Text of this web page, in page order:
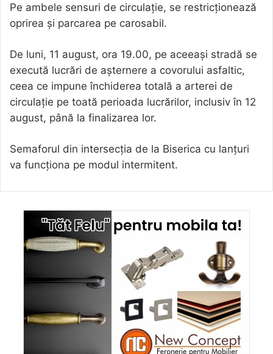
Pe ambele sensuri de circulație, se restricționează
oprirea și parcarea pe carosabil.
De luni, 11 august, ora 19.00, pe aceeași stradă se
execută lucrări de așternere a covorului asfaltic,
ceea ce impune închiderea totală a arterei de
circulație pe toată perioada lucrărilor, inclusiv în 12
august, până la finalizarea lor.
Semaforul din intersecția de la Biserica cu lanțuri
va funcționa pe modul intermitent.